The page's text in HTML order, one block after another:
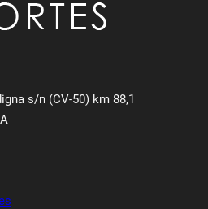
s/n (CV-50) km 88,1